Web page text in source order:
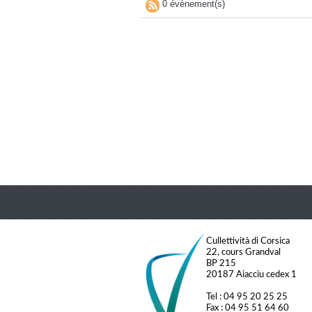
0 évènement(s)
Cullettività di Corsica
22, cours Grandval
BP 215
20187 Aiacciu cedex 1
Tel : 04 95 20 25 25
Fax : 04 95 51 64 60